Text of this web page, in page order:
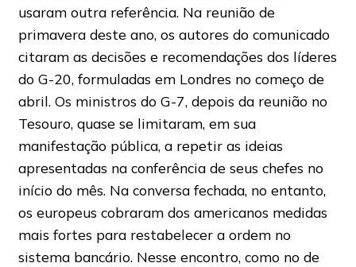
usaram outra referência. Na reunião de
primavera deste ano, os autores do comunicado
citaram as decisões e recomendações dos líderes
do G-20, formuladas em Londres no começo de
abril. Os ministros do G-7, depois da reunião no
Tesouro, quase se limitaram, em sua
manifestação pública, a repetir as ideias
apresentadas na conferência de seus chefes no
início do mês. Na conversa fechada, no entanto,
os europeus cobraram dos americanos medidas
mais fortes para restabelecer a ordem no
sistema bancário. Nesse encontro, como no de